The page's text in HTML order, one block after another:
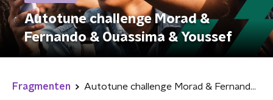
Autotune challenge Morad &
Fernando & Ouassima & Youssef
Fragmenten Autotune challenge Morad & Fernando & Ouassima & Youssef